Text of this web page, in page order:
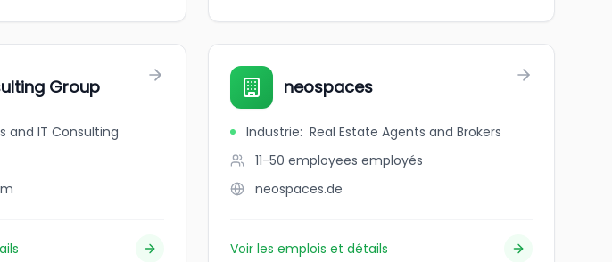
Group
and IT Consulting
neospaces
Industrie: Real Estate Agents and Brokers
11-50 employees employés
neospaces.de
Voir les emplois et détails